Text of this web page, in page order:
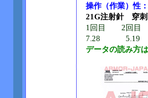
操作（作業）性
21G注射針 穿
1回目 2回
7.28
データの読み方